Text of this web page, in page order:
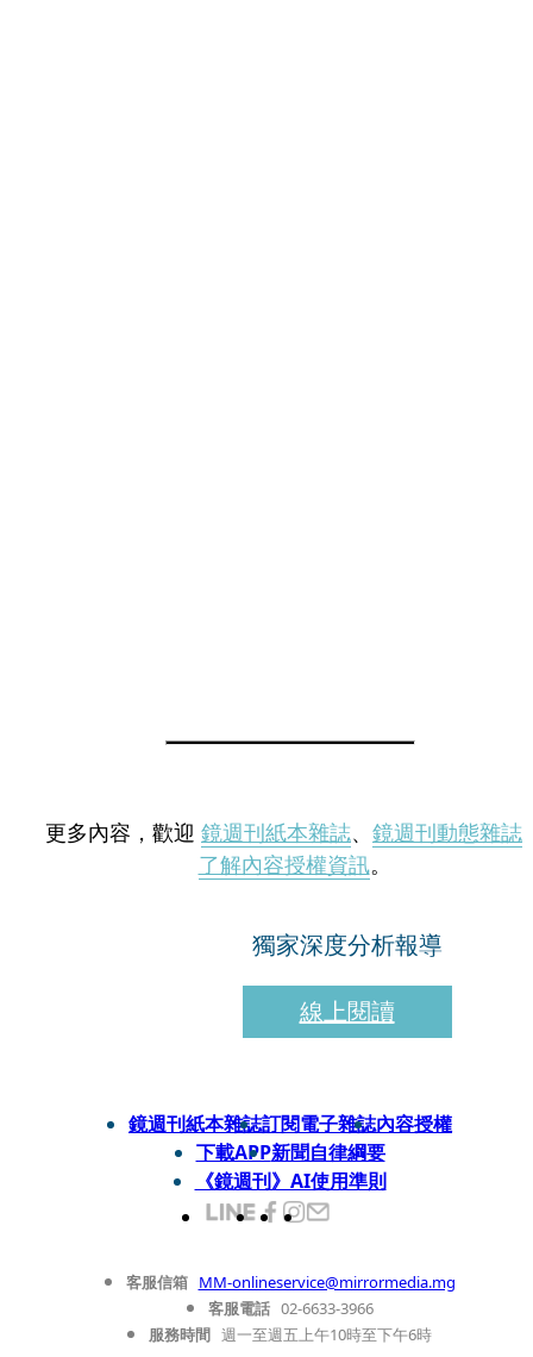
更多內容，歡迎 鏡週刊紙本雜誌、 鏡週刊動態雜誌
了解內容授權資訊。
獨家深度分析報導
線上閱讀
鏡週刊紙本雜誌訂閱電子雜誌內容授權
下載APP新聞自律綱要
《鏡週刊》AI使用準則
客服信箱 MM-onlineservice@mirrormedia.mg
客服電話 02-6633-3966
服務時間 週一至週五上午10時至下午6時